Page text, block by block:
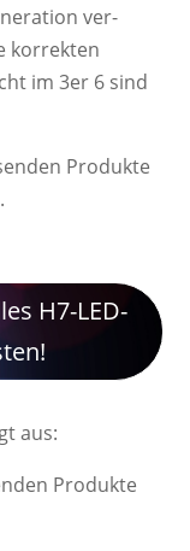
ver­
kor­rek­ten
im 3er 6 sind
Produkte
H7-LED-
aus:
Produkte